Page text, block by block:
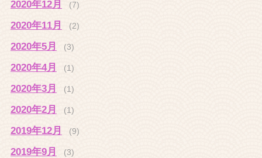
2020年12月 (7)
2020年11月 (2)
2020年5月 (3)
2020年4月 (1)
2020年3月 (1)
2020年2月 (1)
2019年12月 (9)
2019年9月 (3)